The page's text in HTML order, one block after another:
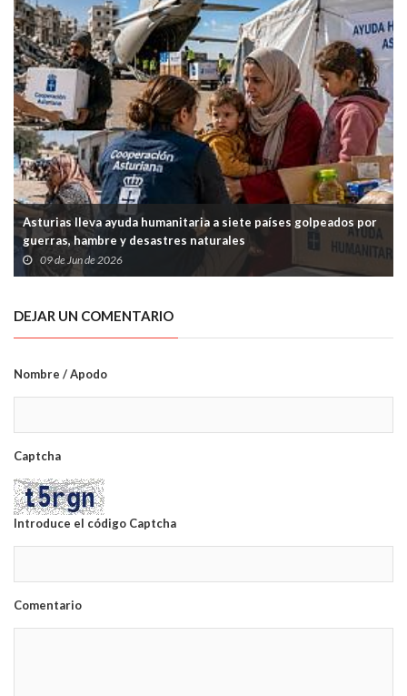
Asturias lleva ayuda humanitaria a siete países golpeados por
guerras, hambre y desastres naturales
09 de Jun de 2026
DEJAR UN COMENTARIO
Nombre / Apodo
Captcha
Introduce el código Captcha
Comentario